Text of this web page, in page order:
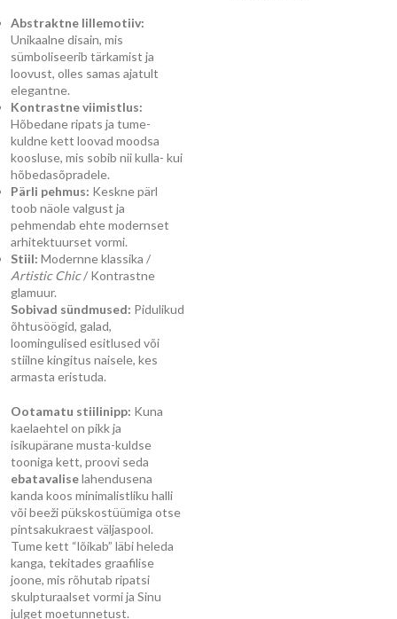
Abstraktne lillemotiiv:
Unikaalne disain, mis
sümboliseerib tärkamist ja
loovust, olles samas ajatult
elegantne.
Kontrastne viimistlus:
Hõbedane ripats ja tume-
kuldne kett loovad moodsa
koosluse, mis sobib nii kulla- kui
hõbedasõpradele.
Pärli pehmus: Keskne pärl
toob näole valgust ja
pehmendab ehte modernset
arhitektuurset vormi.
Stiil: Modernne klassika /
Artistic Chic/ Kontrastne
glamuur.
Sobivad sündmused: Pidulikud
õhtusöögid, galad,
loomingulised esitlused või
stiilne kingitus naisele, kes
armasta eristuda.
Ootamatu stiilinipp: Kuna
kaelaehtel on pikk ja
isikupärane musta-kuldse
tooniga kett, proovi seda
ebatavaliselahendusena
kanda koos minimalistliku halli
või beeži pükskostüümiga otse
pintsakukraest väljaspool.
Tume kett “lõikab” läbi heleda
kanga, tekitades graafilise
joone, mis rõhutab ripatsi
skulpturaalset vormi ja Sinu
julget moetunnetust.